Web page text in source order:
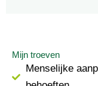
Mijn troeven
Menselijke